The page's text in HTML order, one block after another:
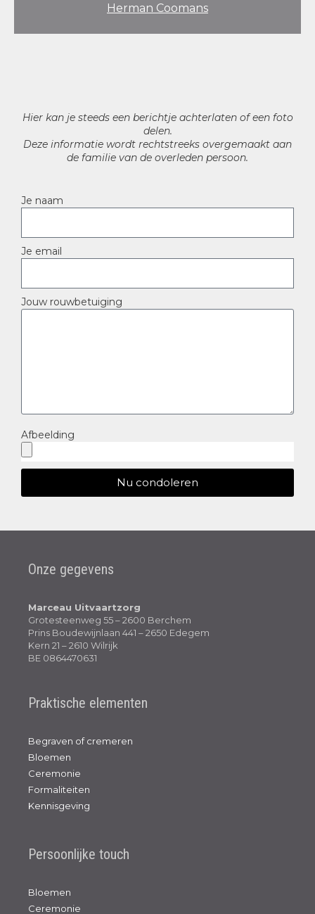
Herman Coomans
Hier kan je steeds een berichtje achterlaten of een foto
delen.
Deze informatie wordt rechtstreeks overgemaakt aan
de familie van de overleden persoon.
Je naam
Je email
Jouw rouwbetuiging
Afbeelding
Nu condoleren
Onze gegevens
Marceau Uitvaartzorg
Grotesteenweg 55 – 2600 Berchem
Prins Boudewijnlaan 441 – 2650 Edegem
Kern 21 – 2610 Wilrijk
BE 0864470631
Praktische elementen
Begraven of cremeren
Bloemen
Ceremonie
Formaliteiten
Kennisgeving
Persoonlijke touch
Bloemen
Ceremonie